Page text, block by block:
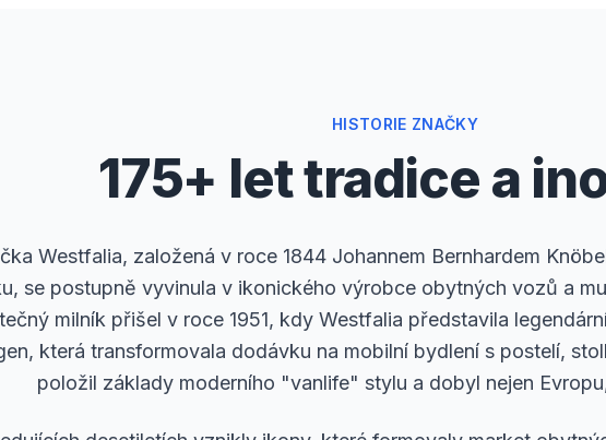
HISTORIE ZNAČKY
175+ let tradice a
Westfalia, založená v roce 1844 Johannem Bernhardem
se postupně vyvinula v ikonického výrobce obytných vozů a
milník přišel v roce 1951, kdy Westfalia představila
která transformovala dodávku na mobilní bydlení s postelí,
položil základy moderního "vanlife" stylu a dobyl nejen